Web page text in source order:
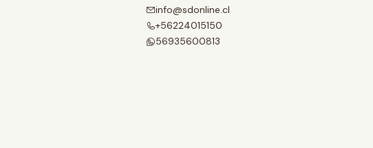
info@sdonline.cl
+56224015150
56935600813